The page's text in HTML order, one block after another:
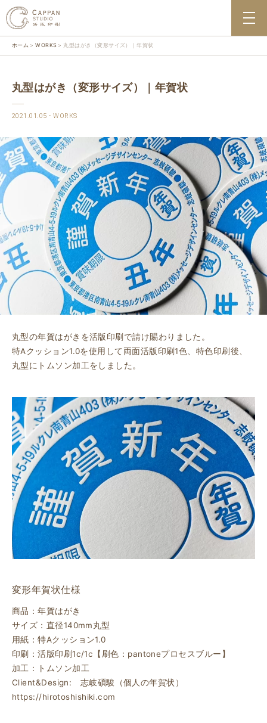
ホーム WORKS 丸型はがき（変形サイズ）｜年賀状
丸型はがき（変形サイズ）｜年賀状
2021.01.05 WORKS
丸型の年賀はがきを活版印刷で請け賜わりました。
特Aクッション1.0を使用して両面活版印刷1色、特色印刷後、
丸型にトムソン加工をしました。
変形年賀状仕様
商品：年賀はがき
サイズ：直径140mm丸型
用紙：特Aクッション1.0
印刷：活版印刷1c/1c【刷色：pantoneプロセスブルー】
加工：トムソン加工
Client&Design: 志岐碩駿（個人の年賀状）
https://hirotoshishiki.com